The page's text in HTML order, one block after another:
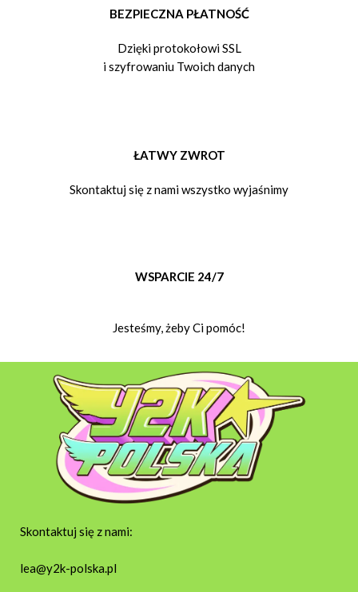
BEZPIECZNA PŁATNOŚĆ
Dzięki protokołowi SSL
i szyfrowaniu Twoich danych
ŁATWY ZWROT
Skontaktuj się z nami wszystko wyjaśnimy
WSPARCIE 24/7
Jesteśmy, żeby Ci pomóc!
Skontaktuj się z nami:
lea@y2k-polska.pl